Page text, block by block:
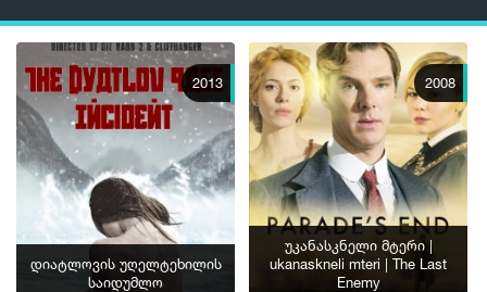
2013
დიატლოვის უღელტეხილის
საიდუმლო
2008
უკანასკნელი მტერი |
ukanaskneli mteri | The Last
Enemy